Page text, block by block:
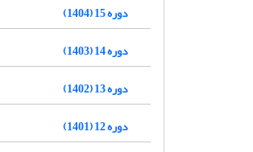
دوره 15 (1404)
دوره 14 (1403)
دوره 13 (1402)
دوره 12 (1401)